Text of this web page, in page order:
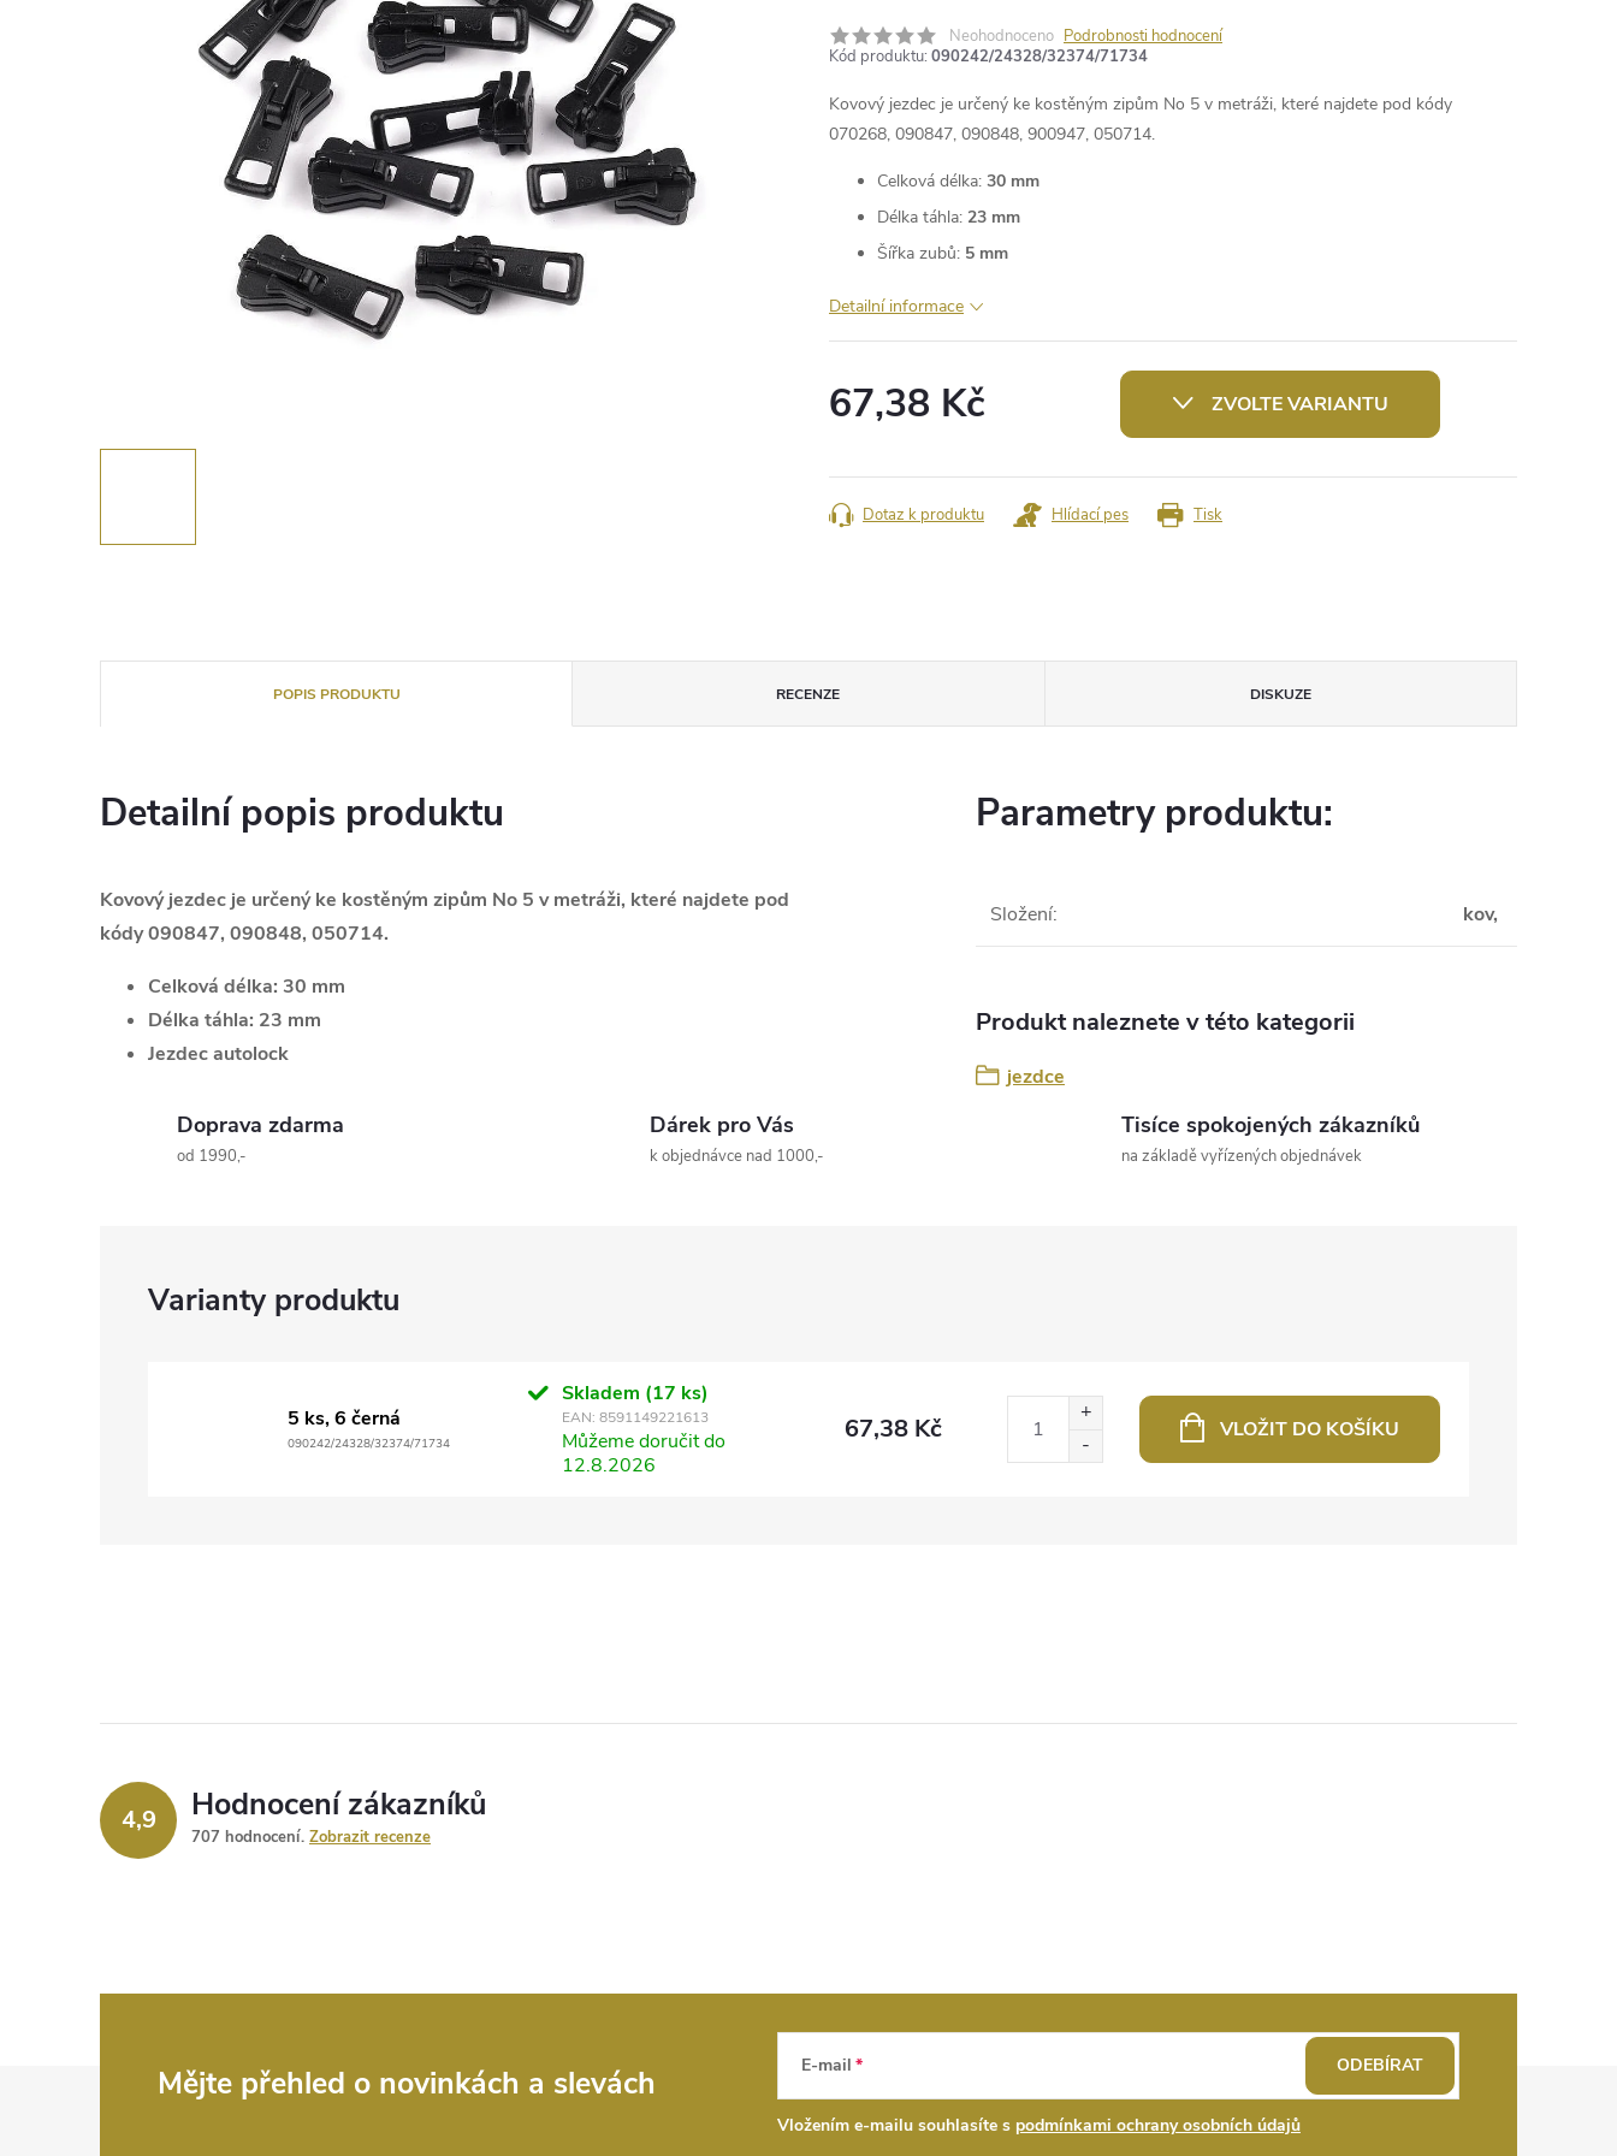
Neohodnoceno Podrobnosti hodnocení
Kód produktu: 090242/24328/32374/71734
Kovový jezdec je určený ke kostěným zipům No 5 v metráži, které najdete pod kódy
070268, 090847, 090848, 900947, 050714.
Celková délka: 30 mm
Délka táhla: 23 mm
Šířka zubů: 5 mm
Detailní informace
67,38 Kč ZVOLTE VARIANTU
Tisk
Dotaz k produktu Hlídací pes
POPIS PRODUKTU RECENZE DISKUZE
Detailní popis produktu
Kovový jezdec je určený ke kostěným zipům No 5 v metráži, které najdete pod
kódy 090847, 090848, 050714.
Celková délka: 30 mm
Délka táhla: 23 mm
Jezdec autolock
Parametry produktu:
Složení: kov,
Produkt naleznete v této kategorii
jezdce
Doprava zdarma
od 1990,-
Dárek pro Vás
k objednávce nad 1000,-
Tisíce spokojených zákazníků
na základě vyřízených objednávek
5 ks, 6 černá
090242/24328/32374/71734
Skladem (17 ks)
EAN: 8591149221613
Můžeme doručit do
12.8.2026
67,38 Kč VLOŽIT DO KOŠÍKU
4,9 Hodnocení zákazníků
707 hodnocení Zobrazit recenze
Mějte přehled o novinkách a slevách E-mail
Vložením e-mailu souhlasíte s podmínkami ochrany osobních údajů
ODEBÍRAT